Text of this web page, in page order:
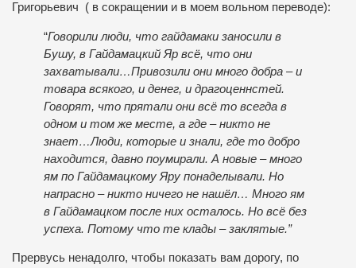
Григорьевич ( в сокращении и в моем вольном переводе):
“Говорили люди, что гайдамаки заносили в
Бушу, в Гайдамацкий Яр всё, что они
захватывали…Привозили они много добра – и
товара всякого, и денег, и драгоценнстей.
Говорят, что прятали они всё то всегда в
одном и том же месте, а где – никто не
знает…Люди, которые и знали, где то добро
находится, давно поумирали. А новые – много
ям по Гайдамацкому Яру понаделывали. Но
напрасно – никто ничего не нашёл… Много ям
в Гайдамацком после них осталось. Но всё без
успеха. Потому что те клады – заклятые.”
Прервусь ненадолго, чтобы показать вам дорогу, по